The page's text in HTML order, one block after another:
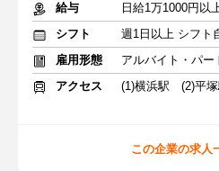
給与
日給1万1000円以
シフト
週1日以上 シフト
雇用形態
アルバイト・パー
アクセス
(1)横浜駅 (2)平塚
この企業の求人